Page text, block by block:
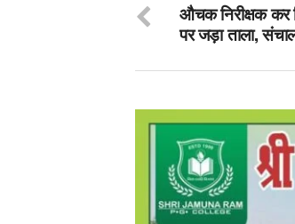
औचक निरीक्षक कर
पर जड़ा ताला,